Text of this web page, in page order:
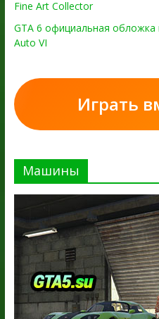
Fine Art Collector
GTA 6 официальная обложка
Auto VI
Играть
Машины